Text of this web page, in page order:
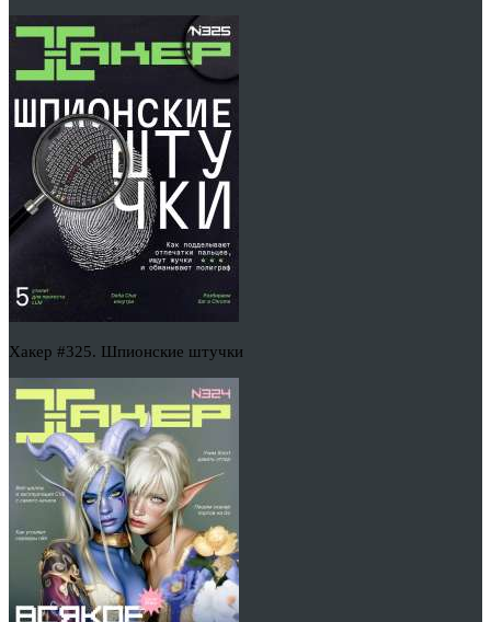
Хакер #325. Шпионские штучки